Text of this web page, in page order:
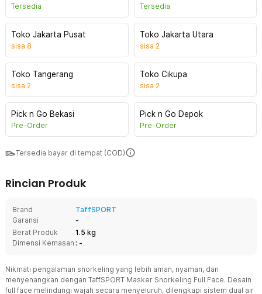
Tersedia Tersedia
Toko Jakarta Pusat
sisa 8
Toko Jakarta Utara
sisa 2
Toko Tangerang
sisa 2
Toko Cikupa
sisa 2
Pick n Go Bekasi
Pre-Order
Pick n Go Depok
Pre-Order
Tersedia bayar di tempat (COD)
Rincian Produk
Brand
TaffSPORT
Garansi
-
Berat Produk
1.5 kg
Dimensi Kemasan : -
Nikmati pengalaman snorkeling yang lebih aman, nyaman, dan
menyenangkan dengan TaffSPORT Masker Snorkeling Full Face. Desain
full face melindungi wajah secara menyeluruh, dilengkapi sistem dual air